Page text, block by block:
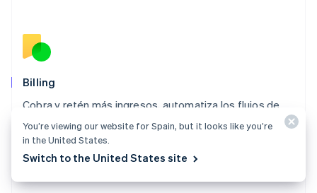
Billing
Cobra y retén más ingresos, automatiza los flujos de
trabajo de gestión de ingresos y acepta pagos a nivel
internacional.
Explorar Billing
English
México
Español
English
Nueva Zelanda
English
Países Bajos
Nederlands English
Polonia
You’re viewing our website for Spain, but it looks like you’re
in the United States.
Switch to the United States site